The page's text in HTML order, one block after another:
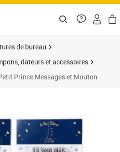
de bureau
dateurs et accessoires
Prince Messages et Mouton